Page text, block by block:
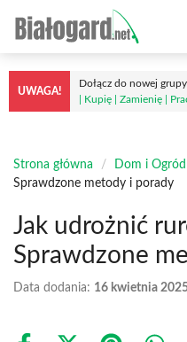
treści
UWAGA!
Dołącz do nowej grupy
| Kupię | Zamienię |
Strona główna / Dom i Ogród
Sprawdzone metody i porady
Jak udrożnić
Sprawdzone
Data dodania: 16 kwietnia